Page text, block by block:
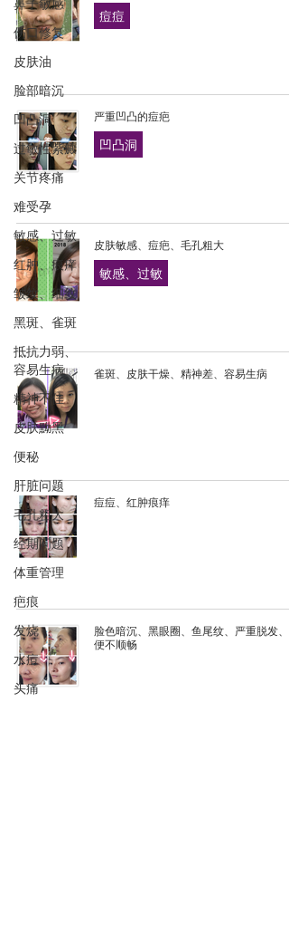
伤口修复
皮肤油
脸部暗沉
凹凸洞
过敏性紫癜
关节疼痛
难受孕
敏感、过敏
红肿、痕痒
皱纹、细纹
黑斑、雀斑
抵抗力弱、
容易生病
精神不佳
皮肤黝黑
便秘
肝脏问题
毛孔粗大
经期问题
体重管理
疤痕
发烧
水痘
头痛
痘痘
严重凹凸的痘疤
凹凸洞
皮肤敏感、痘疤、毛孔粗大
敏感、过敏
雀斑、皮肤干燥、精神差、容易生病
痘痘、红肿痕痒
脸色暗沉、黑眼圈、鱼尾纹、严重脱发、
便不顺畅